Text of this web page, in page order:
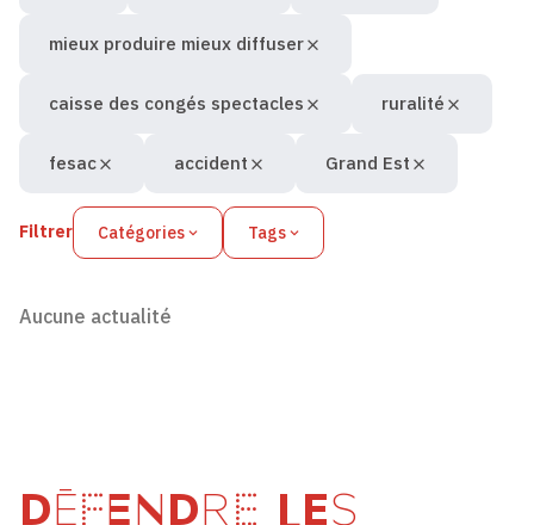
Filtrer Catégories Tags
mieux produire mieux diffuser
caisse des congés spectacles ruralité
fesac accident Grand Est
Aucune actualité
DÉFENDRE LES